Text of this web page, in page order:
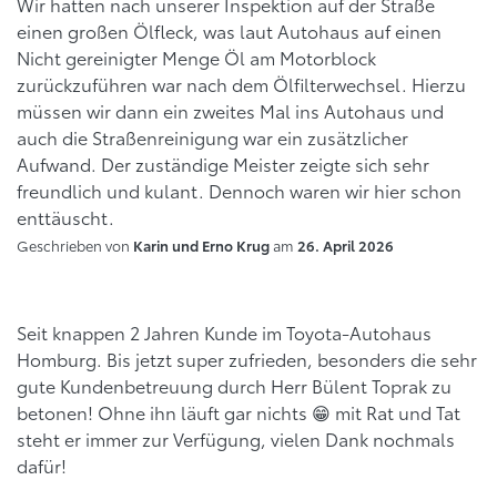
einen großen Ölfleck, was laut Autohaus auf einen
Nicht gereinigter Menge Öl am Motorblock
zurückzuführen war nach dem Ölfilterwechsel. Hierzu
müssen wir dann ein zweites Mal ins Autohaus und
auch die Straßenreinigung war ein zusätzlicher
Aufwand. Der zuständige Meister zeigte sich sehr
freundlich und kulant. Dennoch waren wir hier schon
enttäuscht.
Geschrieben von Karin und Erno Krugam 26. April 2026
Seit knappen 2 Jahren Kunde im Toyota-Autohaus
Homburg. Bis jetzt super zufrieden, besonders die sehr
gute Kundenbetreuung durch Herr Bülent Toprak zu
betonen! Ohne ihn läuft gar nichts 😁 mit Rat und Tat
steht er immer zur Verfügung, vielen Dank nochmals
dafür!